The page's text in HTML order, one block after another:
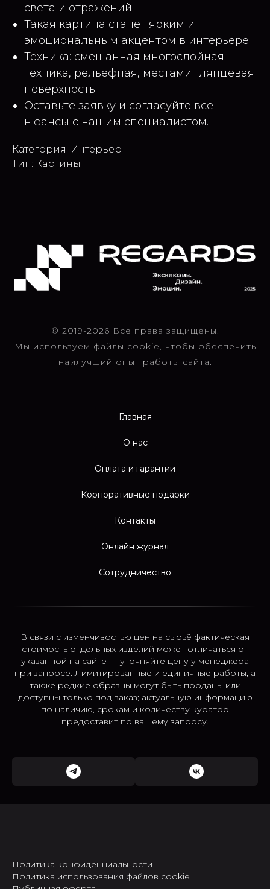
света и отражений.
Такая картина станет ярким и
эмоциональным акцентом в интерьере.
Техника: смешанная многослойная
техника, рельефная, местами глянцевая
поверхность.
Оставьте заявку и согласуйте все
нюансы с нашим специалистом.
Категория: Интерьер
Тип: Картины
© 2019-2026 Все права защищены.
Мы используем файлы cookie, чтобы обеспечить
наилучший опыт работы сайта.
Главная
О нас
Оплата и гарантии
Корпоративные подарки
Контакты
Онлайн журнал
Сотрудничество
В связи с изменчивостью цен на сырьё фактическая
стоимость отдельных изделий может отличаться от
указанной на сайте — уточняйте цену у менеджера
при запросе. Лимитированные и единичные работы, а
также редкие образцы могут быть проданы или
доступны только под заказ; актуальную информацию
по наличию, срокам и количеству куратор
предоставит по вашему запросу.
Политика конфиденциальности
Политика использования файлов cookie